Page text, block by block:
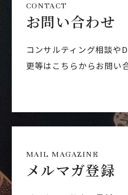
CONTACT
お問い合わせ
コンサルティング相談や
更等はこちらからお問い
MAIL MAGAZINE
メルマガ登録